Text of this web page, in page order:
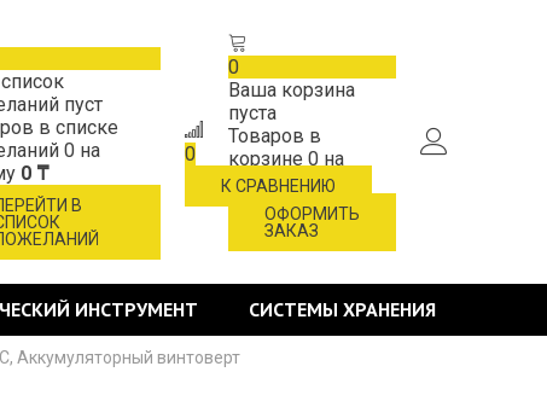
пуст
в списке
0 на
0 ₸
В
0
К СРАВНЕНИЮ
0
Ваша корзина
пуста
Товаров в
корзине 0 на
сумму0 ₸
ОФОРМИТЬ
ЗАКАЗ
ИНСТРУМЕНТ СИСТЕМЫ ХРАНЕНИЯ
Аккумуляторный винтоверт